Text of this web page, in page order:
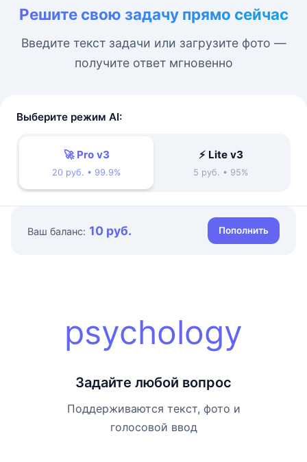
Решите свою задачу прямо сейчас
Введите текст задачи или загрузите фото —
получите ответ мгновенно
Выберите режим AI:
🚀 Pro v3
20 руб. • 99.9%
⚡ Lite v3
5 руб. • 95%
Ваш баланс: 10 руб. Пополнить
psychology
Задайте любой вопрос
Поддерживаются текст, фото и
голосовой ввод